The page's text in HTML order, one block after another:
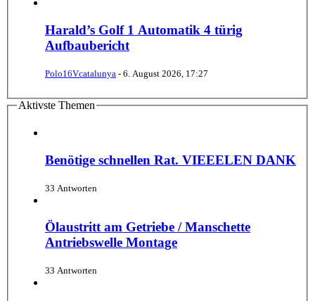
Harald’s Golf 1 Automatik 4 türig
Aufbaubericht
Polo16Vcatalunya - 6. August 2026, 17:27
Aktivste Themen
Benötige schnellen Rat. VIEEELEN DANK
33 Antworten
Ölaustritt am Getriebe / Manschette
Antriebswelle Montage
33 Antworten